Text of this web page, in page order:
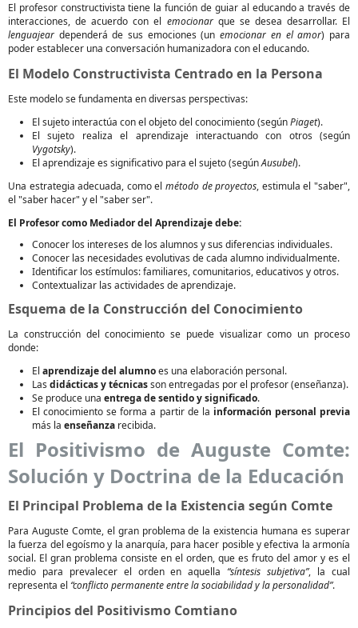
El profesor constructivista tiene la función de guiar al educando a través de
interacciones, de acuerdo con el emocionarque se desea desarrollar. El
lenguajear dependerá de sus emociones (unemocionar en el amor) para
poder establecer una conversación humanizadora con el educando.
El Modelo Constructivista Centrado en la Persona
Este modelo se fundamenta en diversas perspectivas:
El sujeto interactúa con el objeto del conocimiento (segúnPiaget).
El sujeto realiza el aprendizaje interactuando con otros (según
Vygotsky).
El aprendizaje es significativo para el sujeto (segúnAusubel).
Una estrategia adecuada, como el método de proyectos, estimula el "saber",
el "saber hacer" y el "saber ser".
El Profesor como Mediador del Aprendizaje debe:
Conocer los intereses de los alumnos y sus diferencias individuales.
Conocer las necesidades evolutivas de cada alumno individualmente.
Identificar los estímulos: familiares, comunitarios, educativos y otros.
Contextualizar las actividades de aprendizaje.
Esquema de la Construcción del Conocimiento
La construcción del conocimiento se puede visualizar como un proceso
donde:
El aprendizaje del alumnoes una elaboración personal.
Las didácticas y técnicasson entregadas por el profesor (enseñanza).
Se produce una entrega de sentido y significado.
El conocimiento se forma a partir de la información personal previa
más la enseñanza recibida.
El Positivismo de Auguste Comte:
Solución y Doctrina de la Educación
El Principal Problema de la Existencia según Comte
Para Auguste Comte, el gran problema de la existencia humana es superar
la fuerza del egoísmo y la anarquía, para hacer posible y efectiva la armonía
social. El gran problema consiste en el orden, que es fruto del amor y es el
medio para prevalecer el orden en aquella“síntesis subjetiva”, la cual
representa el “conflicto permanente entre la sociabilidad y la personalidad”.
Principios del Positivismo Comtiano